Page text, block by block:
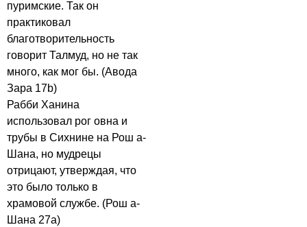
пуримские. Так он
практиковал
благотворительность
говорит Талмуд, но не так
много, как мог бы. (Авода
Зара 17b)
Рабби Ханина
использовал рог овна и
трубы в Сихнине на Рош а-
Шана, но мудрецы
отрицают, утверждая, что
это было только в
храмовой службе. (Рош а-
Шана 27а)